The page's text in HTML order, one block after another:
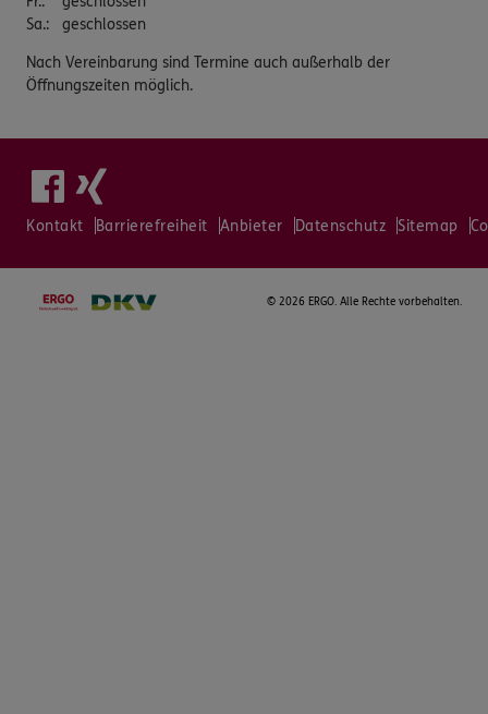
Sa.: geschlossen
Nach Vereinbarung sind Termine auch außerhalb der
Öffnungszeiten möglich.
Kontakt Barrierefreiheit Anbieter Datenschutz Sitemap
© 2026 ERGO. Alle Rechte vorbehalten.